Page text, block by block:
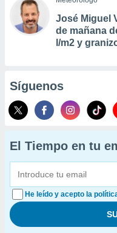
José Miguel
de mañana
l/m2 y
Síguenos
El Tiempo en tu
He leído y acepto la